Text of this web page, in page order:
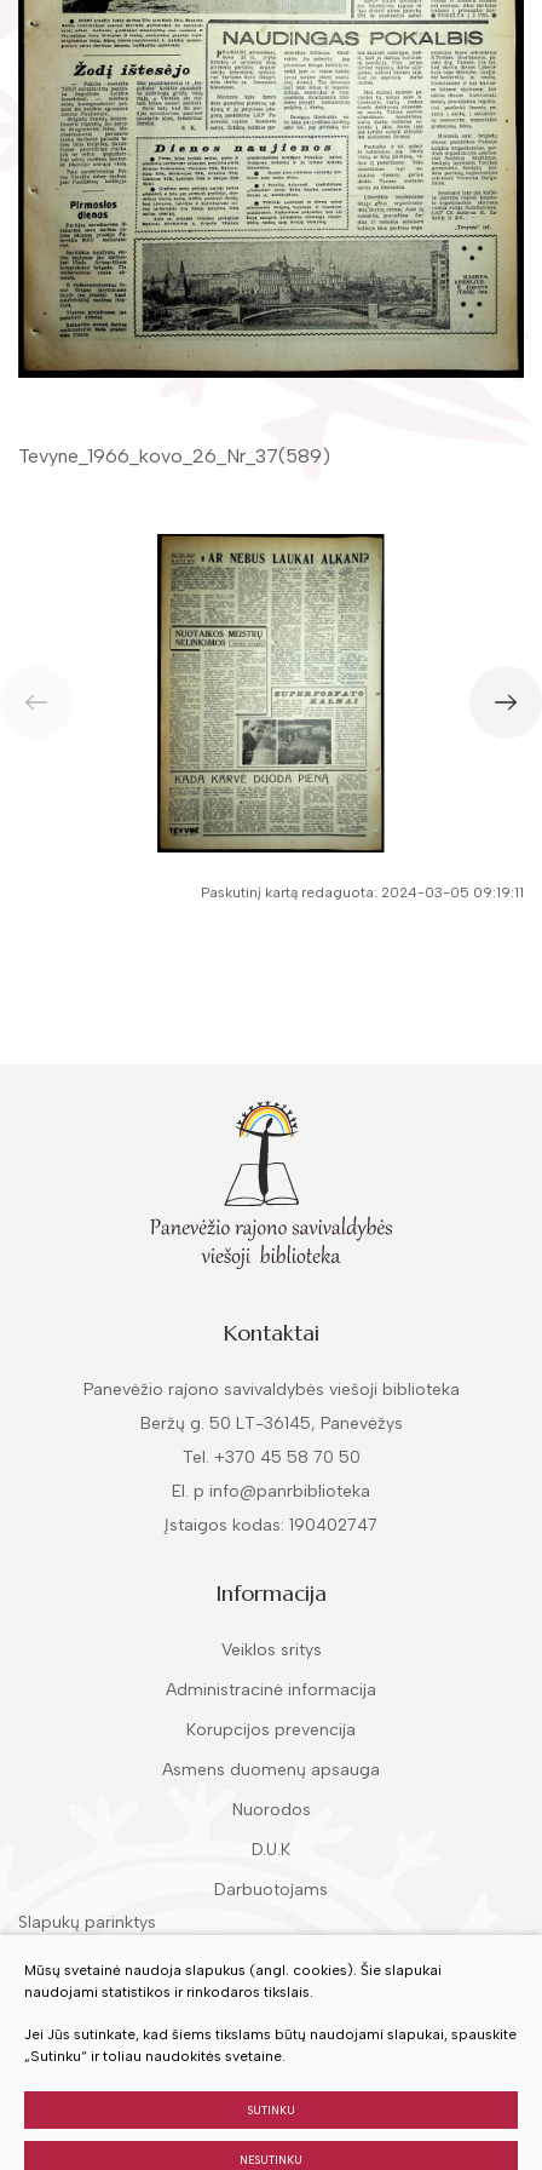
Gaunami periodiniai leidiniai
Tarpbibliotekinis abonementas
Knygomatai
Internetas
Klubai
Literatų klubas „Polėkis“
Interaktyvi kelionė
Gabrielės Petkevičaitės-Bitės literatūrinė
premija
Bibliotekos 70-metis
Virtuali biblioteka
Tevyne_1966_kovo_26_Nr_37(589)
Paskutinį kartą redaguota: 2024-03-05 09:19:11
Kontaktai
Panevėžio rajono savivaldybės viešoji biblioteka
Beržų g. 50 LT-36145, Panevėžys
Tel. +370 45 58 70 50
El. p info@panrbiblioteka
Įstaigos kodas: 190402747
Informacija
Veiklos sritys
Administracinė informacija
Korupcijos prevencija
Asmens duomenų apsauga
Nuorodos
D.U.K
Darbuotojams
Slapukų parinktys
Įvertinkite mūsų paslaugas
Mūsų svetainė naudoja slapukus (angl. cookies). Šie slapukai
naudojami statistikos ir rinkodaros tikslais.
Jei Jūs sutinkate, kad šiems tikslams būtų naudojami slapukai, spauskite
„Sutinku“ ir toliau naudokitės svetaine.
SUTINKU
NESUTINKU